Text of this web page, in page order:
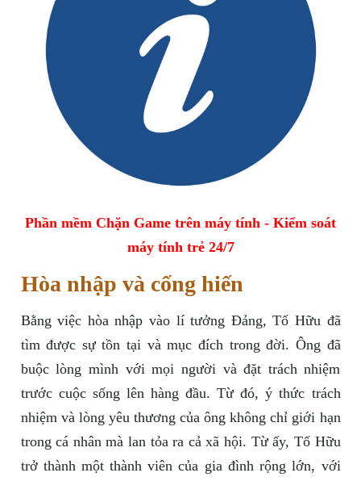
Phần mềm Chặn Game trên máy tính - Kiểm soát
máy tính trẻ 24/7
Hòa nhập và cống hiến
Bằng việc hòa nhập vào lí tưởng Đảng, Tố Hữu đã
tìm được sự tồn tại và mục đích trong đời. Ông đã
buộc lòng mình với mọi người và đặt trách nhiệm
trước cuộc sống lên hàng đầu. Từ đó, ý thức trách
nhiệm và lòng yêu thương của ông không chỉ giới hạn
trong cá nhân mà lan tỏa ra cả xã hội. Từ ấy, Tố Hữu
trở thành một thành viên của gia đình rộng lớn, với